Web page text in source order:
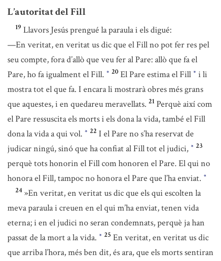
L’autoritat del Fill
19 Llavors Jesús prengué la paraula i els digué:
—En veritat, en veritat us dic que el Fill no pot fer res pel
seu compte, fora d’allò que veu fer al Pare: allò que fa el
Pare, ho fa igualment el Fill. * 20 El Pare estima el Fill * i li
mostra tot el que fa. I encara li mostrarà obres més grans
que aquestes, i en quedareu meravellats. 21 Perquè així com
el Pare ressuscita els morts i els dona la vida, també el Fill
dona la vida a qui vol. * 22 I el Pare no s’ha reservat de
judicar ningú, sinó que ha confiat al Fill tot el judici, * 23
perquè tots honorin el Fill com honoren el Pare. El qui no
honora el Fill, tampoc no honora el Pare que l’ha enviat. *
24 »En veritat, en veritat us dic que els qui escolten la
meva paraula i creuen en el qui m’ha enviat, tenen vida
eterna; i en el judici no seran condemnats, perquè ja han
passat de la mort a la vida. * 25 En veritat, en veritat us dic
que arriba l’hora, més ben dit, és ara, que els morts sentiran